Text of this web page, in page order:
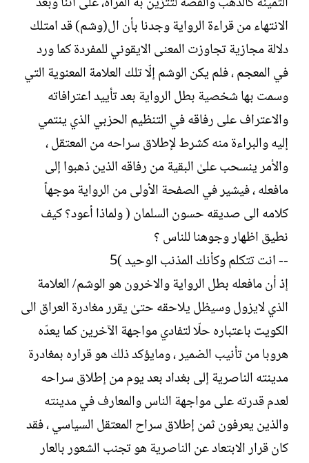
الانتهاء من قراءة الرواية وجدنا بأن ال(وشم) قد امتلك
دلالة مجازية تجاوزت المعنى الايقوني للمفردة كما ورد
في المعجم ، فلم يكن الوشم إلّا تلك العلامة المعنوية التي
وسمت بها شخصية بطل الرواية بعد تأييد اعترافاته
والاعتراف على رفاقه في التنظيم الحزبي الذي ينتمي
إليه والبراءة منه كشرط لإطلاق سراحه من المعتقل ،
والأمر ينسحب علىٰ البقية من رفاقه الذين ذهبوا إلى
مافعله ، فيشير في الصفحة الأولى من الرواية موجهاً
كلامه الى صديقه حسون السلمان ( ولماذا أعود؟ كيف
نطيق اظهار وجوهنا للناس ؟
-- انت تتكلم وكأنك المذنب الوحيد )5
إذ أن مافعله بطل الرواية والاخرون هو الوشم/ العلامة
الذي لايزول وسيظل يلاحقه حتىٰ يقرر مغادرة العراق الى
الكويت باعتباره حلّا لتفادي مواجهة الآخرين كما يعدّه
هروبا من تأنيب الضمير ، ومايؤكد ذلك هو قراره بمغادرة
مدينته الناصرية إلى بغداد بعد يوم من إطلاق سراحه
لعدم قدرته على مواجهة الناس والمعارف في مدينته
والذين يعرفون ثمن إطلاق سراح المعتقل السياسي ، فقد
كان قرار الابتعاد عن الناصرية هو تجنب الشعور بالعار